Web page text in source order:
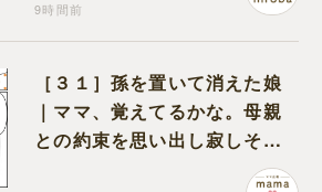
9時間前
［３１］孫を置いて消えた娘
｜ママ、覚えてるかな。母親
との約束を思い出し寂しそう